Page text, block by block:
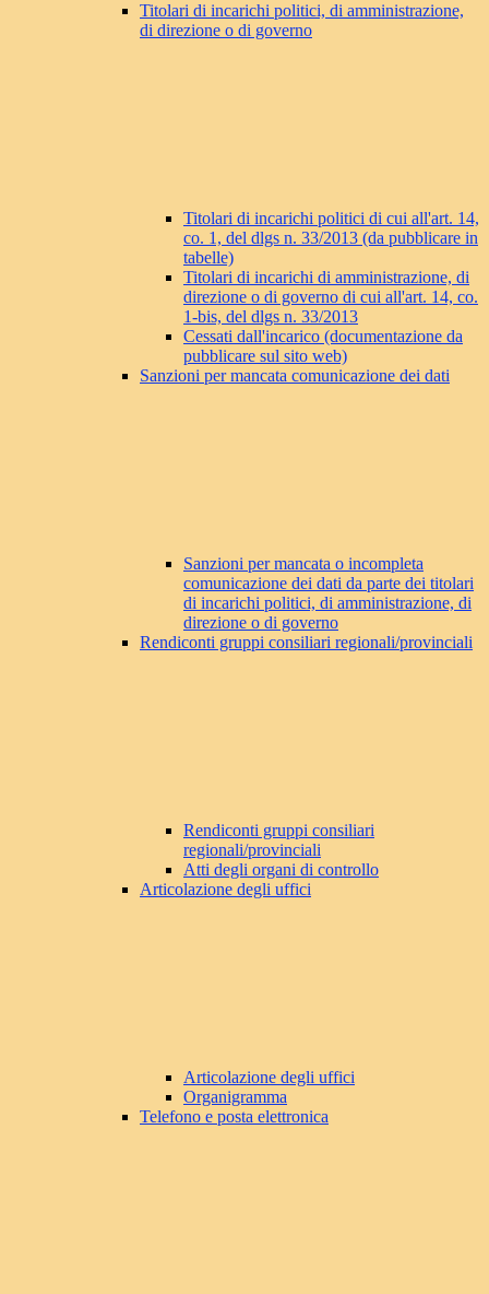
Titolari di incarichi politici, di amministrazione,
di direzione o di governo
Titolari di incarichi politici di cui all'art. 14,
co. 1, del dlgs n. 33/2013 (da pubblicare in
tabelle)
Titolari di incarichi di amministrazione, di
direzione o di governo di cui all'art. 14, co.
1-bis, del dlgs n. 33/2013
Cessati dall'incarico (documentazione da
pubblicare sul sito web)
Sanzioni per mancata comunicazione dei dati
Sanzioni per mancata o incompleta
comunicazione dei dati da parte dei titolari
di incarichi politici, di amministrazione, di
direzione o di governo
Rendiconti gruppi consiliari regionali/provinciali
Rendiconti gruppi consiliari
regionali/provinciali
Atti degli organi di controllo
Articolazione degli uffici
Articolazione degli uffici
Organigramma
Telefono e posta elettronica